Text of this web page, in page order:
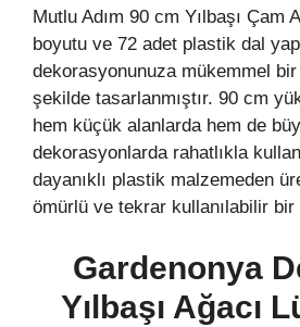
Mutlu Adım 90 cm Yılbaşı Çam
boyutu ve 72 adet plastik dal
dekorasyonunuza mükemmel
şekilde tasarlanmıştır. 90 cm
hem küçük alanlarda hem de
dekorasyonlarda rahatlıkla
dayanıklı plastik malzemeden
ömürlü ve tekrar kullanılabilir bir
Gardenonya
Yılbaşı Ağacı